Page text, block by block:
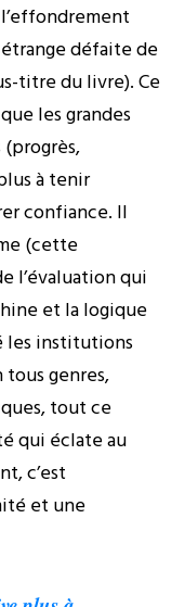
étrange défaite de
titre du livre). Ce
les grandes
à tenir
confiance. Il
(cette
l’évaluation qui
et la logique
les institutions
genres,
tout ce
qui éclate au
c’est
et une